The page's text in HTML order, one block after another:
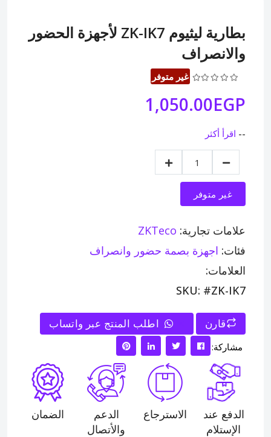
بطارية ليثيوم ZK-IK7 لأجهزة الحضور
والانصراف
غير متوفر
1,050.00EGP
-- اقرأ أكثر
غير متوفر
علامات تجارية: ZKTeco
فئات: اجهزة بصمة حضور وانصراف
العلامات:
SKU: #ZK-IK7
قارن اطلب المنتج عبر واتساب
مشاركة:
الدفع عند
الإستلام
الاسترجاع
الدعم
والأتصال
الضمان